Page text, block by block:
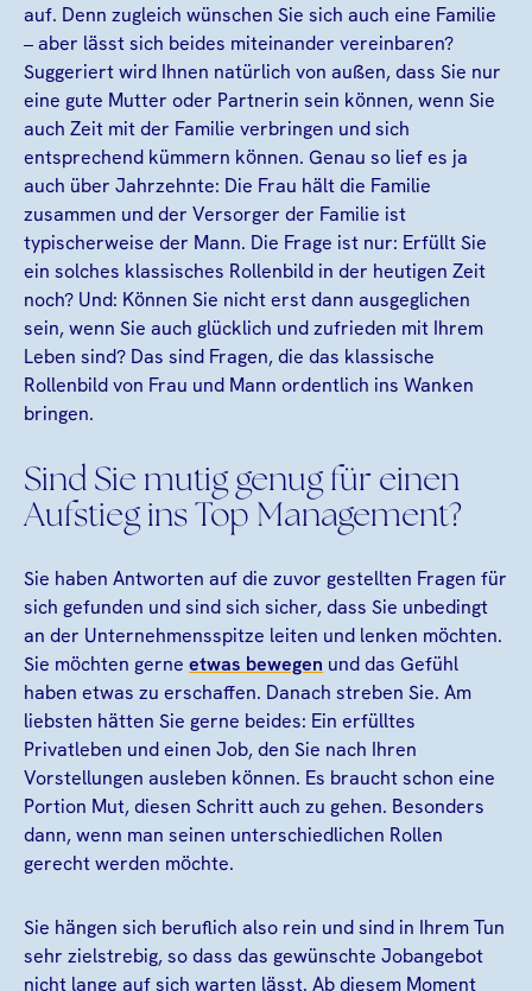
auf. Denn zugleich wünschen Sie sich auch eine Familie
– aber lässt sich beides miteinander vereinbaren?
Suggeriert wird Ihnen natürlich von außen, dass Sie nur
eine gute Mutter oder Partnerin sein können, wenn Sie
auch Zeit mit der Familie verbringen und sich
entsprechend kümmern können. Genau so lief es ja
auch über Jahrzehnte: Die Frau hält die Familie
zusammen und der Versorger der Familie ist
typischerweise der Mann. Die Frage ist nur: Erfüllt Sie
ein solches klassisches Rollenbild in der heutigen Zeit
noch? Und: Können Sie nicht erst dann ausgeglichen
sein, wenn Sie auch glücklich und zufrieden mit Ihrem
Leben sind? Das sind Fragen, die das klassische
Rollenbild von Frau und Mann ordentlich ins Wanken
bringen.
Sind Sie mutig genug für einen
Aufstieg ins Top Management?
Sie haben Antworten auf die zuvor gestellten Fragen für
sich gefunden und sind sich sicher, dass Sie unbedingt
an der Unternehmensspitze leiten und lenken möchten.
Sie möchten gerne etwas bewegen und das Gefühl
haben etwas zu erschaffen. Danach streben Sie. Am
liebsten hätten Sie gerne beides: Ein erfülltes
Privatleben und einen Job, den Sie nach Ihren
Vorstellungen ausleben können. Es braucht schon eine
Portion Mut, diesen Schritt auch zu gehen. Besonders
dann, wenn man seinen unterschiedlichen Rollen
gerecht werden möchte.
Sie hängen sich beruflich also rein und sind in Ihrem Tun
sehr zielstrebig, so dass das gewünschte Jobangebot
nicht lange auf sich warten lässt. Ab diesem Moment